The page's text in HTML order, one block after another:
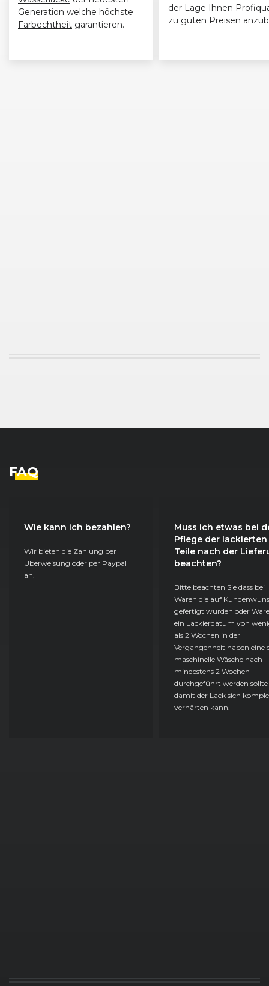
Generation welche höchste
Farbechtheit garantieren.
der Lage Ihnen
zu guten Preisen
FAQ
Wie kann ich bezahlen?
Wir bieten die Zahlung per
Überweisung oder per Paypal
an.
Muss ich etwas bei
Pflege der lackierten
Teile nach der
beachten?
Bitte beachten Sie dass bei
Waren die auf
gefertigt wurden oder
ein Lackierdatum von
als 2 Wochen in der
Vergangenheit haben eine
maschinelle Wäsche nach
mindestens 2 Wochen
durchgeführt werden sollte
damit der Lack sich
verhärten kann.